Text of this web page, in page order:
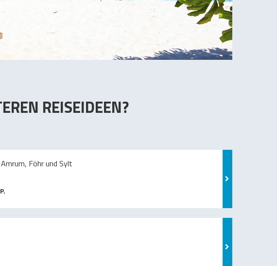
REISEIDEEN?
Föhr und Sylt